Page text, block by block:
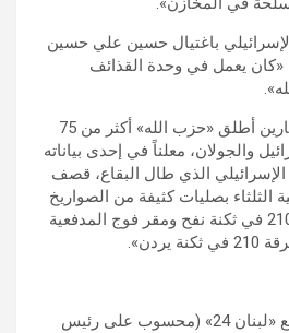
باغتيال حسين علي حسين
«كان يعمل في وحدة القذائف
ورداً على غارات البقاع ويارين أطلق «حزب الله» أكثر من 75
والجولان، معلناً في إحدى بياناته
الإسرائيلي الذي طال البقاع، قصف
الثلثاء بصليات كثيفة من الصواريخ
مقر قيادة فرقة الجولان 210 في ثكنة نفح ومقر فوج المدفعية
وفي موازاة ذلك نقل موقع «لبنان 24» (محسوب على رئيس